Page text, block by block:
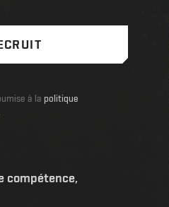
à la politique
compétence,